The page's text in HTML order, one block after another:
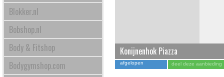
Blokker.nl
Bobshop.nl
Body & Fitshop
Bodygymshop.com
Konijnenhok Piazza
afgelopen deel deze aanbieding